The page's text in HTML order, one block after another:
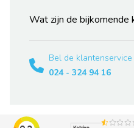
Wat zijn de bijkomende
Bel de klantenservice
024 - 324 94 16